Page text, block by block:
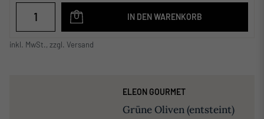
IN DEN WARENKORB
inkl. MwSt., zzgl. Versand
ELEON GOURMET
Grüne Oliven (entsteint)